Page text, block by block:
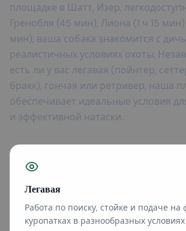
площадке в Шатт, Изер,
Гренобля (45 мин), Лиона (1 ч 15
мин), ваша собака знакомится с
реалистичных условиях охоты.
есть ли у вас легавая (пойнтер,
бракк), гончая или ретривер, наша
обеспечивает идеальные условия
и эффективной натаски.
Легавая
Работа по поиску, стойке и подаче на
куропатках в разнообразных